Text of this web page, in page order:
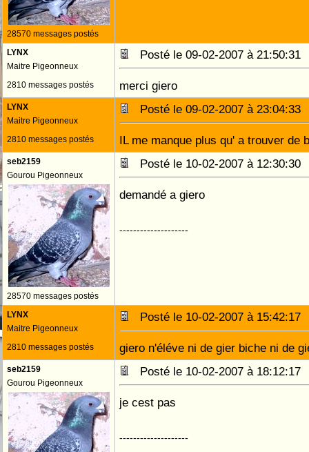
28570 messages postés
LYNX
Maitre Pigeonneux
2810 messages postés
Posté le 09-02-2007 à
merci giero
LYNX
Maitre Pigeonneux
2810 messages postés
Posté le 09-02-2007 à
IL me manque plus qu' a trouver de
seb2159
Gourou Pigeonneux
28570 messages postés
Posté le 10-02-2007 à
demandé a giero
--------------------
LYNX
Maitre Pigeonneux
2810 messages postés
Posté le 10-02-2007 à
giero n'éléve ni de gier biche ni de
seb2159
Gourou Pigeonneux
Posté le 10-02-2007 à
je cest pas
--------------------